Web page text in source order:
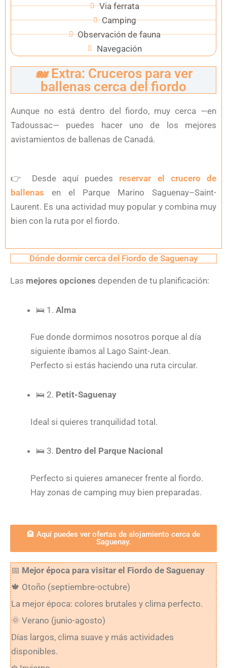
Via ferrata
Camping
Observación de fauna
Navegación
🐋 Extra: Cruceros para ver
ballenas cerca del fiordo
Aunque no está dentro del fiordo, muy cerca —en
Tadoussac— puedes hacer uno de los mejores
avistamientos de ballenas de Canadá.
👉 Desde aquí puedes reservar el crucero de
ballenas en el Parque Marino Saguenay–Saint-
Laurent. Es una actividad muy popular y combina muy
bien con la ruta por el fiordo.
Dónde dormir cerca del Fiordo de Saguenay
Las mejores opciones dependen de tu planificación:
🛌 1. Alma
Fue donde dormimos nosotros porque al día
siguiente íbamos al Lago Saint-Jean.
Perfecto si estás haciendo una ruta circular.
🛌 2. Petit-Saguenay
Ideal si quieres tranquilidad total.
🛌 3. Dentro del Parque Nacional
Perfecto si quieres amanecer frente al fiordo.
Hay zonas de camping muy bien preparadas.
🏨 Aquí puedes ver ofertas de alojamiento cerca de
Saguenay.
📅 Mejor época para visitar el Fiordo de Saguenay
🍁 Otoño (septiembre-octubre)
La mejor época: colores brutales y clima perfecto.
🌞 Verano (junio-agosto)
Días largos, clima suave y más actividades
disponibles.